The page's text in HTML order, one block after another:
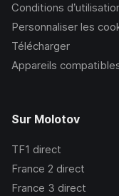
Conditions
Personnaliser les
Télécharger
Appareils
Sur Molotov
TF1 direct
France 2 direct
France 3 direct